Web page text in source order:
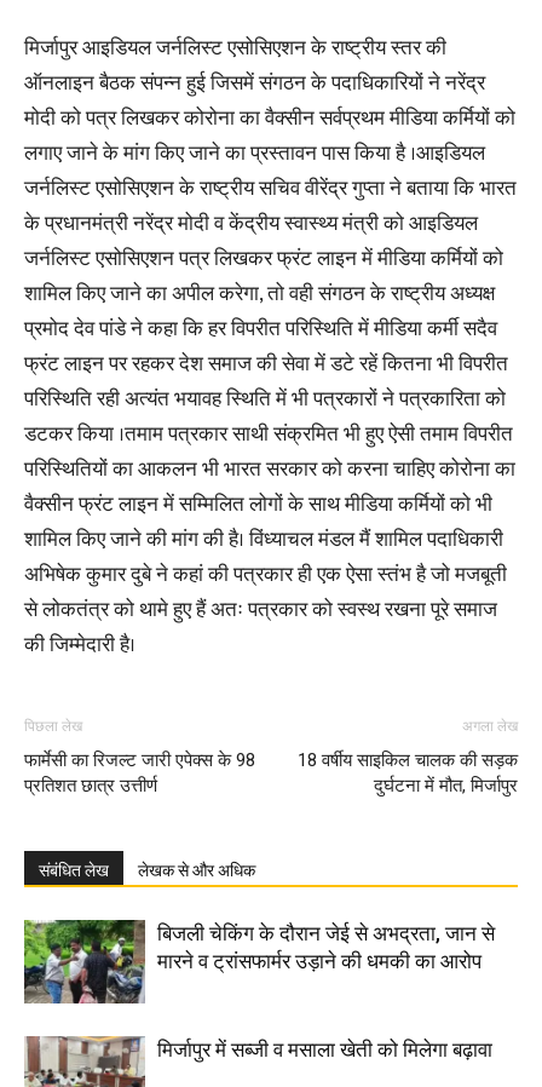
मिर्जापुर आइडियल जर्नलिस्ट एसोसिएशन के राष्ट्रीय स्तर की
ऑनलाइन बैठक संपन्न हुई जिसमें संगठन के पदाधिकारियों ने नरेंद्र
मोदी को पत्र लिखकर कोरोना का वैक्सीन सर्वप्रथम मीडिया कर्मियों को
लगाए जाने के मांग किए जाने का प्रस्तावन पास किया है ।आइडियल
जर्नलिस्ट एसोसिएशन के राष्ट्रीय सचिव वीरेंद्र गुप्ता ने बताया कि भारत
के प्रधानमंत्री नरेंद्र मोदी व केंद्रीय स्वास्थ्य मंत्री को आइडियल
जर्नलिस्ट एसोसिएशन पत्र लिखकर फ्रंट लाइन में मीडिया कर्मियों को
शामिल किए जाने का अपील करेगा, तो वही संगठन के राष्ट्रीय अध्यक्ष
प्रमोद देव पांडे ने कहा कि हर विपरीत परिस्थिति में मीडिया कर्मी सदैव
फ्रंट लाइन पर रहकर देश समाज की सेवा में डटे रहें कितना भी विपरीत
परिस्थिति रही अत्यंत भयावह स्थिति में भी पत्रकारों ने पत्रकारिता को
डटकर किया ।तमाम पत्रकार साथी संक्रमित भी हुए ऐसी तमाम विपरीत
परिस्थितियों का आकलन भी भारत सरकार को करना चाहिए कोरोना का
वैक्सीन फ्रंट लाइन में सम्मिलित लोगों के साथ मीडिया कर्मियों को भी
शामिल किए जाने की मांग की है। विंध्याचल मंडल मैं शामिल पदाधिकारी
अभिषेक कुमार दुबे ने कहां की पत्रकार ही एक ऐसा स्तंभ है जो मजबूती
से लोकतंत्र को थामे हुए हैं अतः पत्रकार को स्वस्थ रखना पूरे समाज
की जिम्मेदारी है।
पिछला लेख
फार्मेसी का रिजल्ट जारी एपेक्स के 98
प्रतिशत छात्र उत्तीर्ण
अगला लेख
18 वर्षीय साइकिल चालक की सड़क
दुर्घटना में मौत, मिर्जापुर
संबंधित लेख लेखक से और अधिक
बिजली चेकिंग के दौरान जेई से अभद्रता, जान से
मारने व ट्रांसफार्मर उड़ाने की धमकी का आरोप
मिर्जापुर में सब्जी व मसाला खेती को मिलेगा बढ़ावा